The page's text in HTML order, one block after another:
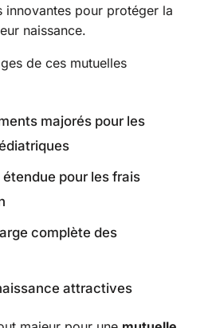
innovantes pour protéger la
naissance.
de ces mutuelles
majorés pour les
pour les frais
complète des
attractives